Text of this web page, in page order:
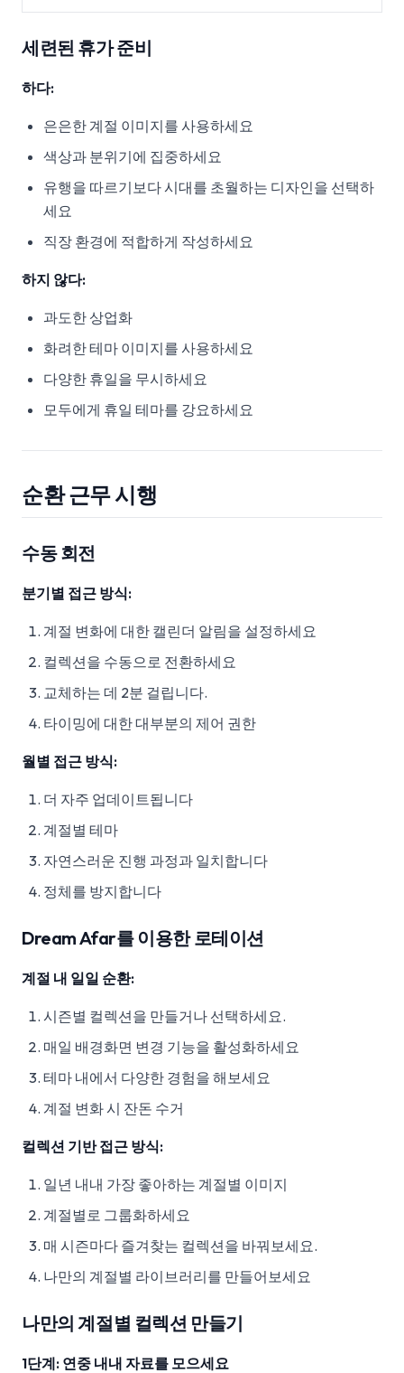
세련된 휴가 준비
하다:
은은한 계절 이미지를 사용하세요
색상과 분위기에 집중하세요
유행을 따르기보다 시대를 초월하는 디자인을 선택하
세요
직장 환경에 적합하게 작성하세요
하지 않다:
과도한 상업화
화려한 테마 이미지를 사용하세요
다양한 휴일을 무시하세요
모두에게 휴일 테마를 강요하세요
순환 근무 시행
수동 회전
분기별 접근 방식:
계절 변화에 대한 캘린더 알림을 설정하세요
컬렉션을 수동으로 전환하세요
교체하는 데 2분 걸립니다.
타이밍에 대한 대부분의 제어 권한
월별 접근 방식:
더 자주 업데이트됩니다
계절별 테마
자연스러운 진행 과정과 일치합니다
정체를 방지합니다
Dream Afar를 이용한 로테이션
계절 내 일일 순환:
시즌별 컬렉션을 만들거나 선택하세요.
매일 배경화면 변경 기능을 활성화하세요
테마 내에서 다양한 경험을 해보세요
계절 변화 시 잔돈 수거
컬렉션 기반 접근 방식:
일년 내내 가장 좋아하는 계절별 이미지
계절별로 그룹화하세요
매 시즌마다 즐겨찾는 컬렉션을 바꿔보세요.
나만의 계절별 라이브러리를 만들어보세요
나만의 계절별 컬렉션 만들기
1단계: 연중 내내 자료를 모으세요